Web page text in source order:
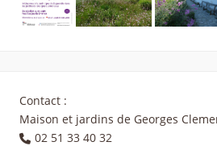
Contact :
Maison et jardins de Georges
02 51 33 40 32